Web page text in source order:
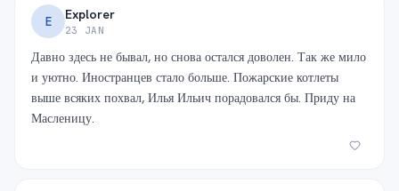
E Explorer
23 JAN
Давно здесь не бывал, но снова остался доволен. Так же мило
и уютно. Иностранцев стало больше. Пожарские котлеты
выше всяких похвал, Илья Ильич порадовался бы. Приду на
Масленицу.